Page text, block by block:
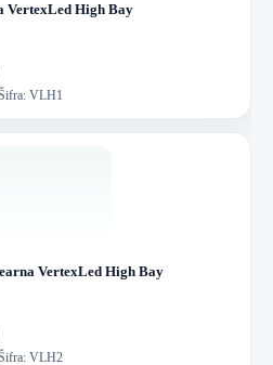
VertexLed High Bay
VLH1
VertexLed High Bay
VLH2